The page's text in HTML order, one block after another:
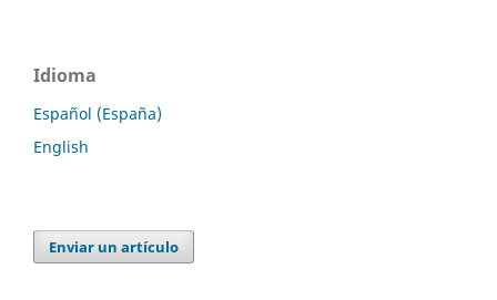
Idioma
Español (España)
English
Enviar un artículo